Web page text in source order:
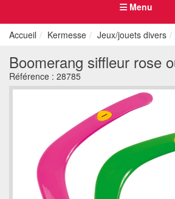
Menu
Accueil Kermesse Jeux/jouets divers
Boomerang siffleur rose
Référence : 28785